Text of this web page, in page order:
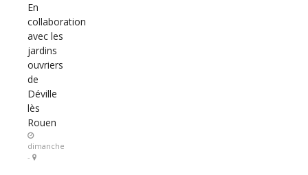
En
collaboration
avec les
jardins
ouvriers
de
Déville
lès
Rouen
dimanche
-